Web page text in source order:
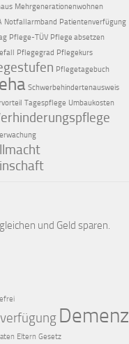
Mehrgenerationenwohnen
Notfallarmband Patientenverfügung
Pflege-TÜV Pflege absetzen
Pflegegrad Pflegekurs
Pflegetagebuch
Schwerbehindertenausweis
Tagespflege Umbaukosten
und Geld sparen.
Demenz
Eltern Gesetz